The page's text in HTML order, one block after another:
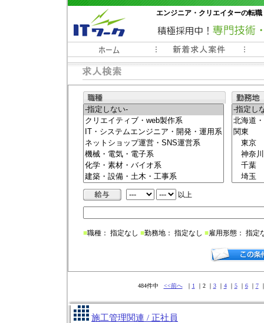
エンジニア・クリエイターの転
常時3000件以上の求人情報掲載中
以上
■職種： 指定なし ■勤務地： 指定なし ■雇用形態： 指定
484件中 <<前へ｜ 1 ｜2 ｜ 3｜ 4｜ 5｜ 6｜ 7
施工管理関連 / 正社員